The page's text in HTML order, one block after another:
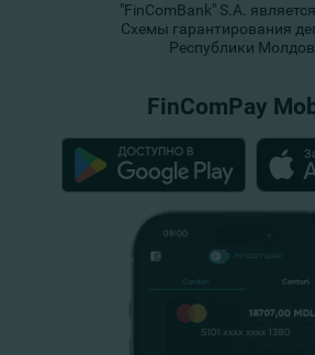
"FinComBank" S.A.
Схемы гарантирования
Республики
FinComPay